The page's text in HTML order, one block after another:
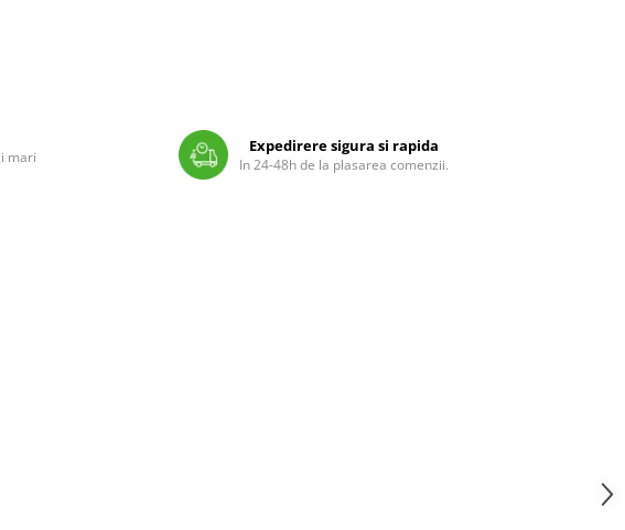
mari
Expedirere sigura si rapida
In 24-48h de la plasarea comenzii.